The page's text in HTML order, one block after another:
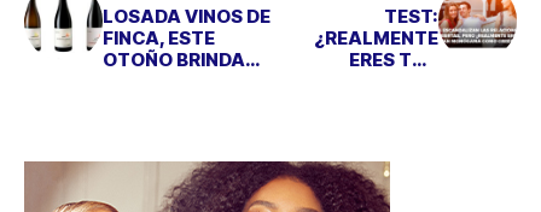
LOSADA VINOS DE
FINCA, ESTE
OTOÑO BRINDA
TEST:
¿REALMENTE
ERES TAN